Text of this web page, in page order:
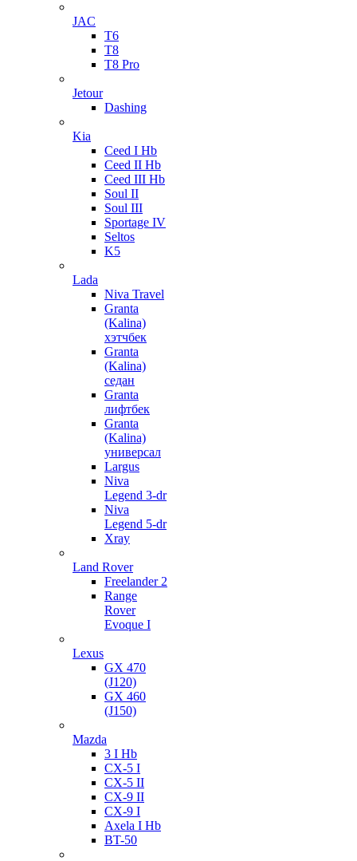
JAC
T6
T8
T8 Pro
Jetour
Dashing
Kia
Ceed I Hb
Ceed II Hb
Ceed III Hb
Soul II
Soul III
Sportage IV
Seltos
K5
Lada
Niva Travel
Granta
(Kalina)
хэтчбек
Granta
(Kalina)
седан
Granta
лифтбек
Granta
(Kalina)
универсал
Largus
Niva
Legend 3-dr
Niva
Legend 5-dr
Xray
Land Rover
Freelander 2
Range
Rover
Evoque I
Lexus
GX 470
(J120)
GX 460
(J150)
Mazda
3 I Hb
CX-5 I
CX-5 II
CX-9 II
CX-9 I
Axela I Hb
BT-50